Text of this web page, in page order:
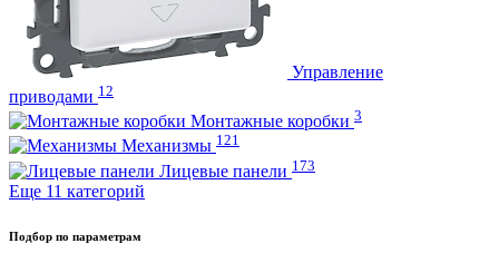
Управление
приводами 12
Монтажные коробки 3
Механизмы 121
Лицевые панели 173
Еще 11 категорий
Подбор по параметрам